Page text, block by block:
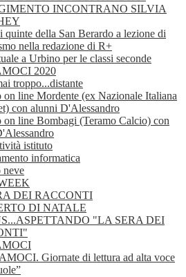
INCONTRANO SILVIA
quinte della San Berardo a lezione di
nella redazione di R+
a Urbino per le classi seconde
2020
troppo...distante
on line Mordente (ex Nazionale Italiana
con alunni D'Alessandro
on line Bombagi (Teramo Calcio) con
istituto
informatica
neve
DEI RACCONTI
DI NATALE
"LA SERA DEI
Giornate di lettura ad alta voce